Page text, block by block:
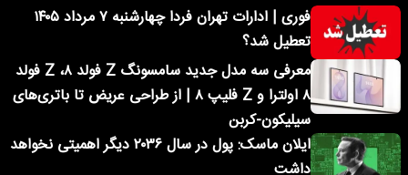
فوری | ادارات تهران فردا چهارشنبه ۷ مرداد ۱۴۰۵
تعطیل شد؟
معرفی سه مدل جدید سامسونگ Z فولد ۸، Z فولد
۸ اولترا و Z فلیپ ۸ | از طراحی عریض تا باتری‌های
سیلیکون-کربن
ایلان ماسک: پول در سال ۲۰۳۶ دیگر اهمیتی نخواهد